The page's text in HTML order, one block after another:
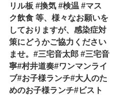
リル板 #換気 #検温 #マス
ク飲食 等、様々なお願いを
しておりますが、感染症対
策にどうかご協力ください
ませ。#三宅音太郎 #三宅音
寧#村井道奏#ワンマンライ
ブ#お子様ランチ#大人のた
めのお子様ランチ#ビスト